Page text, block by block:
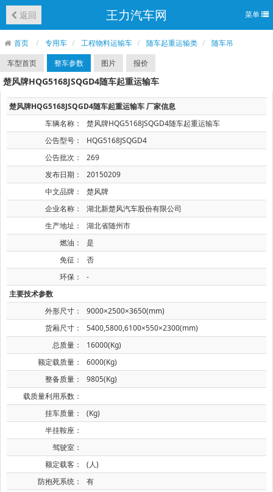
返回 王力汽车网 菜单
首页 专用车 工程物料运输车 随车起重运输类
随车吊
车型首页
整车参数 图片 报价
楚风牌HQG5168JSQGD4随车起重运输车
楚风牌HQG5168JSQGD4随车起重运输车 厂家信息
车辆名称：
楚风牌HQG5168JSQGD4随车起重运输车
公告型号：
HQG5168JSQGD4
公告批次：
269
发布日期：
20150209
中文品牌：
楚风牌
企业名称：
湖北新楚风汽车股份有限公司
生产地址：
湖北省随州市
燃油：
是
免征：
否
环保：
-
主要技术参数
外形尺寸：
9000×2500×3650(mm)
货厢尺寸：
5400,5800,6100×550×2300(mm)
总质量：
16000(Kg)
额定载质量：
6000(Kg)
整备质量：
9805(Kg)
载质量利用系数：
挂车质量：
(Kg)
半挂鞍座：
驾驶室：
额定载客：
(人)
防抱死系统：
有